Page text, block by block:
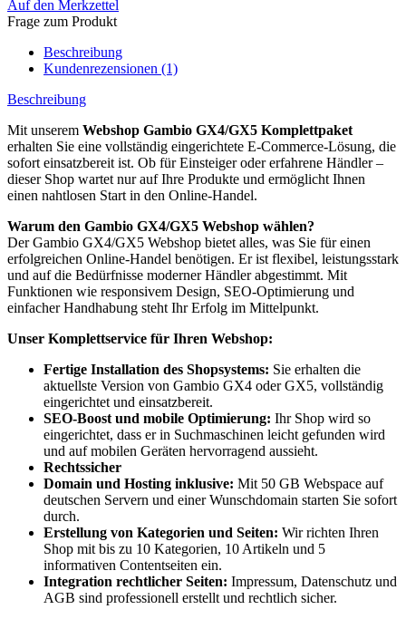
Auf den Merkzettel
Frage zum Produkt
Beschreibung
Kundenrezensionen (1)
Beschreibung
Mit unserem Webshop Gambio GX4/GX5 Komplettpaket
erhalten Sie eine vollständig eingerichtete E-Commerce-Lösung, die
sofort einsatzbereit ist. Ob für Einsteiger oder erfahrene Händler –
dieser Shop wartet nur auf Ihre Produkte und ermöglicht Ihnen
einen nahtlosen Start in den Online-Handel.
Warum den Gambio GX4/GX5 Webshop wählen?
Der Gambio GX4/GX5 Webshop bietet alles, was Sie für einen
erfolgreichen Online-Handel benötigen. Er ist flexibel, leistungsstark
und auf die Bedürfnisse moderner Händler abgestimmt. Mit
Funktionen wie responsivem Design, SEO-Optimierung und
einfacher Handhabung steht Ihr Erfolg im Mittelpunkt.
Unser Komplettservice für Ihren Webshop:
Fertige Installation des Shopsystems: Sie erhalten die
aktuellste Version von Gambio GX4 oder GX5, vollständig
eingerichtet und einsatzbereit.
SEO-Boost und mobile Optimierung: Ihr Shop wird so
eingerichtet, dass er in Suchmaschinen leicht gefunden wird
und auf mobilen Geräten hervorragend aussieht.
Rechtssicher
Domain und Hosting inklusive: Mit 50 GB Webspace auf
deutschen Servern und einer Wunschdomain starten Sie sofort
durch.
Erstellung von Kategorien und Seiten: Wir richten Ihren
Shop mit bis zu 10 Kategorien, 10 Artikeln und 5
informativen Contentseiten ein.
Integration rechtlicher Seiten: Impressum, Datenschutz und
AGB sind professionell erstellt und rechtlich sicher.